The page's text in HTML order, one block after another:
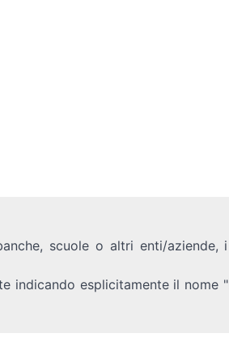
scuole o altri enti/aziende,
indicando esplicitamente il nome